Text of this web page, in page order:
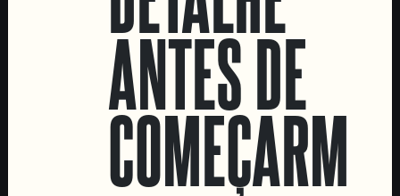
PASTEL DE NATAANTES DE